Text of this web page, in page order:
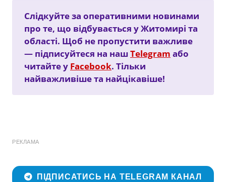
Слідкуйте за оперативними новинами
про те, що відбувається у Житомирі та
області. Щоб не пропустити важливе
— підписуйтеся на нашTelegram або
читайте у Facebook. Тільки
найважливіше та найцікавіше!
РЕКЛАМА
ПІДПИСАТИСЬ НА TELEGRAM КАНАЛ